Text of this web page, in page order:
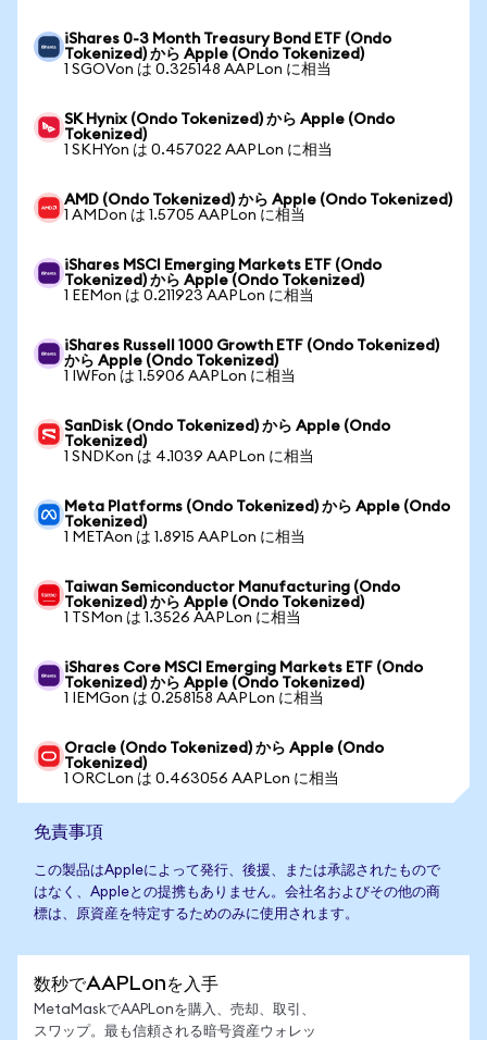
iShares 0-3 Month Treasury Bond ETF (Ondo
Tokenized) から Apple (Ondo Tokenized)
1 SGOVon は 0.325148 AAPLon に相当
SK Hynix (Ondo Tokenized) から Apple (Ondo
Tokenized)
1 SKHYon は 0.457022 AAPLon に相当
AMD (Ondo Tokenized) から Apple (Ondo Tokenized)
1 AMDon は 1.5705 AAPLon に相当
iShares MSCI Emerging Markets ETF (Ondo
Tokenized) から Apple (Ondo Tokenized)
1 EEMon は 0.211923 AAPLon に相当
iShares Russell 1000 Growth ETF (Ondo Tokenized)
から Apple (Ondo Tokenized)
1 IWFon は 1.5906 AAPLon に相当
SanDisk (Ondo Tokenized) から Apple (Ondo
Tokenized)
1 SNDKon は 4.1039 AAPLon に相当
Meta Platforms (Ondo Tokenized) から Apple (Ondo
Tokenized)
1 METAon は 1.8915 AAPLon に相当
Taiwan Semiconductor Manufacturing (Ondo
Tokenized) から Apple (Ondo Tokenized)
1 TSMon は 1.3526 AAPLon に相当
iShares Core MSCI Emerging Markets ETF (Ondo
Tokenized) から Apple (Ondo Tokenized)
1 IEMGon は 0.258158 AAPLon に相当
Oracle (Ondo Tokenized) から Apple (Ondo
Tokenized)
1 ORCLon は 0.463056 AAPLon に相当
免責事項
この製品はAppleによって発行、後援、または承認されたもので
はなく、Appleとの提携もありません。会社名およびその他の商
標は、原資産を特定するためのみに使用されます。
数秒でAAPLonを入手
MetaMaskでAAPLonを購入、売却、取引、
スワップ。最も信頼される暗号資産ウォレッ